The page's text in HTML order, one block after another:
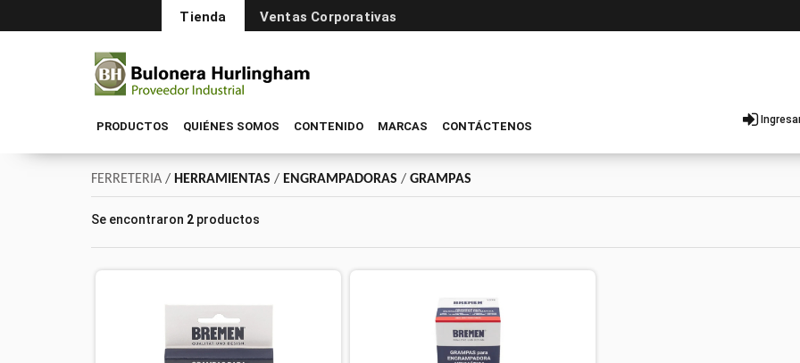
Tienda Ventas Corporativas
PRODUCTOS QUIÉNES SOMOS CONTENIDO MARCAS CONTÁCTENOS
FERRETERIA / HERRAMIENTAS / ENGRAMPADORAS / GRAMPAS
Se encontraron 2 productos